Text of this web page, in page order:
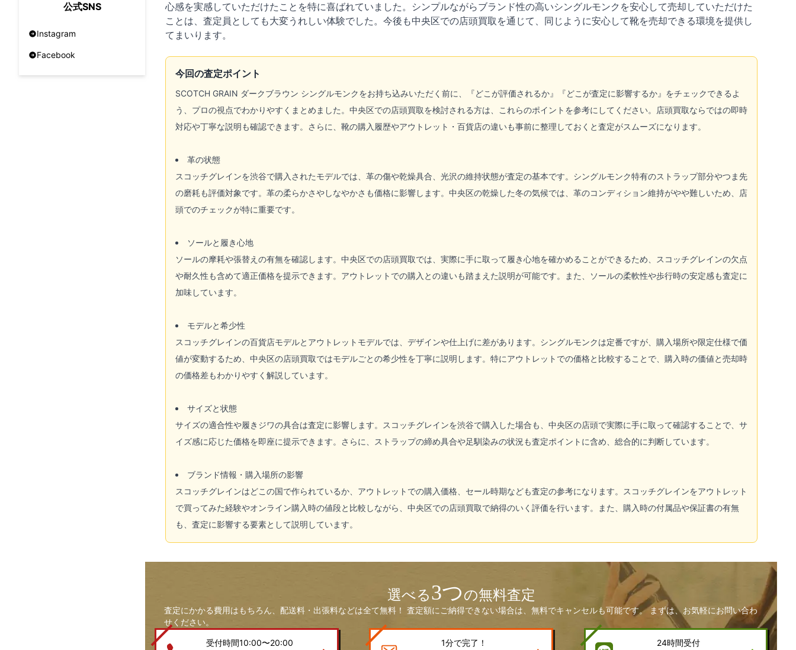
公式SNS
Instagram
Facebook
心感を実感していただけたことを特に喜ばれていました。シンプルながらブランド性の高いシングルモンクを安心して売却していただけた
ことは、査定員としても大変うれしい体験でした。今後も中央区での店頭買取を通じて、同じように安心して靴を売却できる環境を提供し
てまいります。
今回の査定ポイント
SCOTCH GRAIN ダークブラウン シングルモンクをお持ち込みいただく前に、『どこが評価されるか』『どこが査定に影響するか』をチェックできるよ
う、プロの視点でわかりやすくまとめました。中央区での店頭買取を検討される方は、これらのポイントを参考にしてください。店頭買取ならではの即時
対応や丁寧な説明も確認できます。さらに、靴の購入履歴やアウトレット・百貨店の違いも事前に整理しておくと査定がスムーズになります。
革の状態
スコッチグレインを渋谷で購入されたモデルでは、革の傷や乾燥具合、光沢の維持状態が査定の基本です。シングルモンク特有のストラップ部分やつま先
の磨耗も評価対象です。革の柔らかさやしなやかさも価格に影響します。中央区の乾燥した冬の気候では、革のコンディション維持がやや難しいため、店
頭でのチェックが特に重要です。
ソールと履き心地
ソールの摩耗や張替えの有無を確認します。中央区での店頭買取では、実際に手に取って履き心地を確かめることができるため、スコッチグレインの欠点
や耐久性も含めて適正価格を提示できます。アウトレットでの購入との違いも踏まえた説明が可能です。また、ソールの柔軟性や歩行時の安定感も査定に
加味しています。
モデルと希少性
スコッチグレインの百貨店モデルとアウトレットモデルでは、デザインや仕上げに差があります。シングルモンクは定番ですが、購入場所や限定仕様で価
値が変動するため、中央区の店頭買取ではモデルごとの希少性を丁寧に説明します。特にアウトレットでの価格と比較することで、購入時の価値と売却時
の価格差もわかりやすく解説しています。
サイズと状態
サイズの適合性や履きジワの具合は査定に影響します。スコッチグレインを渋谷で購入した場合も、中央区の店頭で実際に手に取って確認することで、サ
イズ感に応じた価格を即座に提示できます。さらに、ストラップの締め具合や足馴染みの状況も査定ポイントに含め、総合的に判断しています。
ブランド情報・購入場所の影響
スコッチグレインはどこの国で作られているか、アウトレットでの購入価格、セール時期なども査定の参考になります。スコッチグレインをアウトレット
で買ってみた経験やオンライン購入時の値段と比較しながら、中央区での店頭買取で納得のいく評価を行います。また、購入時の付属品や保証書の有無
も、査定に影響する要素として説明しています。
選べる3つの無料査定
査定にかかる費用はもちろん、配送料・出張料などは全て無料！ 査定額にご納得できない場合は、無料でキャンセルも可能です。 まずは、お気軽にお問い合わ
せください。
受付時間10:00〜20:00 1分で完了！ 24時間受付